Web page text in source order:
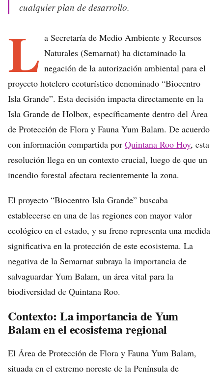
cualquier plan de desarrollo.
L a Secretaría de Medio Ambiente y Recursos
Naturales (Semarnat) ha dictaminado la
negación de la autorización ambiental para el
proyecto hotelero ecoturístico denominado “Biocentro
Isla Grande”. Esta decisión impacta directamente en la
Isla Grande de Holbox, específicamente dentro del Área
de Protección de Flora y Fauna Yum Balam. De acuerdo
con información compartida por Quintana Roo Hoy, esta
resolución llega en un contexto crucial, luego de que un
incendio forestal afectara recientemente la zona.
El proyecto “Biocentro Isla Grande” buscaba
establecerse en una de las regiones con mayor valor
ecológico en el estado, y su freno representa una medida
significativa en la protección de este ecosistema. La
negativa de la Semarnat subraya la importancia de
salvaguardar Yum Balam, un área vital para la
biodiversidad de Quintana Roo.
Contexto: La importancia de Yum
Balam en el ecosistema regional
El Área de Protección de Flora y Fauna Yum Balam,
situada en el extremo noreste de la Península de